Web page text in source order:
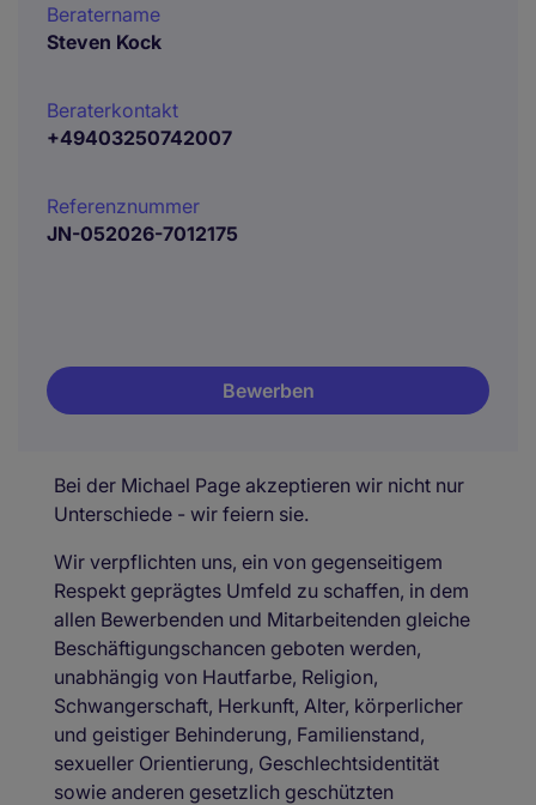
Beratername
Steven Kock
Beraterkontakt
+49403250742007
Referenznummer
JN-052026-7012175
Bewerben
Bei der Michael Page akzeptieren wir nicht nur
Unterschiede - wir feiern sie.
Wir verpflichten uns, ein von gegenseitigem
Respekt geprägtes Umfeld zu schaffen, in dem
allen Bewerbenden und Mitarbeitenden gleiche
Beschäftigungschancen geboten werden,
unabhängig von Hautfarbe, Religion,
Schwangerschaft, Herkunft, Alter, körperlicher
und geistiger Behinderung, Familienstand,
sexueller Orientierung, Geschlechtsidentität
sowie anderen gesetzlich geschützten